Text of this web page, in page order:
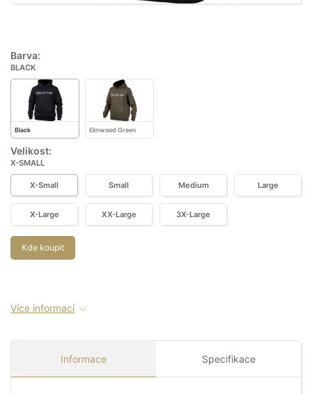
Barva:
BLACK
Black Elmwood Green
Velikost:
X-SMALL
X-Small Small Medium Large
X-Large XX-Large 3X-Large
Kde koupit
Více informací
Informace Specifikace